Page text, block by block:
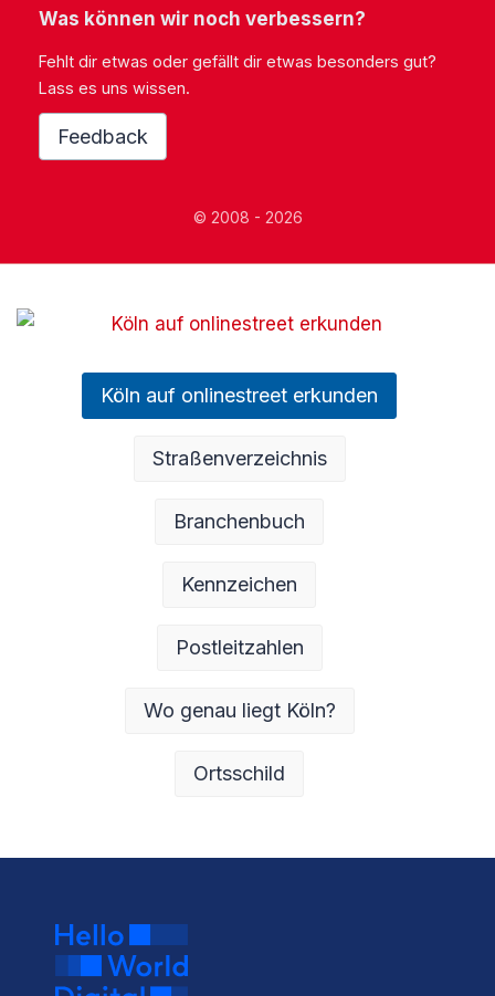
Was können wir noch verbessern?
Fehlt dir etwas oder gefällt dir etwas besonders gut?
Lass es uns wissen.
Feedback
© 2008 - 2026
Köln auf onlinestreet erkunden
Straßenverzeichnis
Branchenbuch
Kennzeichen
Postleitzahlen
Wo genau liegt Köln?
Ortsschild